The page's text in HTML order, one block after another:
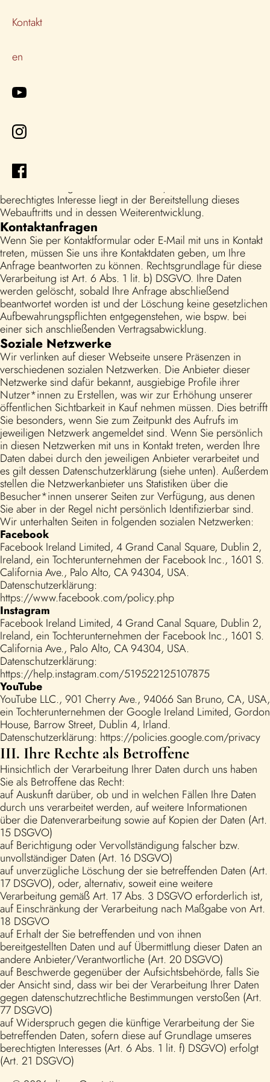
Kontakt
en
Verarbeitung einer HTTP-Anfrage notwendig, die Sie über
Die Daten umfassen neben Ihrer IP-Adresse informationen
Webseite, von der aus Sie unsere Seite aufgerufen haben.
Sie werden für höchstens 7 Tage zur Abwehrung von
anonymisierte Protokolldateien, die uns statistische Einblicke
in die Nutzung der Webseite ermöglichen. Wir setzen die in
personenbezogenen Daten in Verbindung und die gesamte
Verarbeitung erfolgt innerhalb der EU. Rechtsgrundlage für
berechtigtes Interesse liegt in der Bereitstellung dieses
Webauftritts und in dessen Weiterentwicklung.
Kontaktanfragen
Wenn Sie per Kontaktformular oder E-Mail mit uns in Kontakt
treten, müssen Sie uns ihre Kontaktdaten geben, um Ihre
Anfrage beantworten zu können. Rechtsgrundlage für diese
Verarbeitung ist Art. 6 Abs. 1 lit. b) DSGVO. Ihre Daten
werden gelöscht, sobald Ihre Anfrage abschließend
beantwortet worden ist und der Löschung keine gesetzlichen
Aufbewahrungspflichten entgegenstehen, wie bspw. bei
einer sich anschließenden Vertragsabwicklung.
Soziale Netzwerke
Wir verlinken auf dieser Webseite unsere Präsenzen in
verschiedenen sozialen Netzwerken. Die Anbieter dieser
Netzwerke sind dafür bekannt, ausgiebige Profile ihrer
Nutzer*innen zu Erstellen, was wir zur Erhöhung unserer
öffentlichen Sichtbarkeit in Kauf nehmen müssen. Dies betrifft
Sie besonders, wenn Sie zum Zeitpunkt des Aufrufs im
jeweiligen Netzwerk angemeldet sind. Wenn Sie persönlich
in diesen Netzwerken mit uns in Kontakt treten, werden Ihre
Daten dabei durch den jeweiligen Anbieter verarbeitet und
es gilt dessen Datenschutzerklärung (siehe unten). Außerdem
stellen die Netzwerkanbieter uns Statistiken über die
Besucher*innen unserer Seiten zur Verfügung, aus denen
Sie aber in der Regel nicht persönlich Identifizierbar sind.
Wir unterhalten Seiten in folgenden sozialen Netzwerken:
Facebook
Facebook Ireland Limited, 4 Grand Canal Square, Dublin 2,
Ireland, ein Tochterunternehmen der Facebook Inc., 1601 S.
California Ave., Palo Alto, CA 94304, USA.
Datenschutzerklärung:
https://www.facebook.com/policy.php
Instagram
Facebook Ireland Limited, 4 Grand Canal Square, Dublin 2,
Ireland, ein Tochterunternehmen der Facebook Inc., 1601 S.
California Ave., Palo Alto, CA 94304, USA.
Datenschutzerklärung:
https://help.instagram.com/519522125107875
YouTube
YouTube LLC., 901 Cherry Ave., 94066 San Bruno, CA, USA,
ein Tochterunternehmen der Google Ireland Limited, Gordon
House, Barrow Street, Dublin 4, Irland.
Datenschutzerklärung: https://policies.google.com/privacy
III. Ihre Rechte als Betroffene
Hinsichtlich der Verarbeitung Ihrer Daten durch uns haben
Sie als Betroffene das Recht:
auf Auskunft darüber, ob und in welchen Fällen Ihre Daten
durch uns verarbeitet werden, auf weitere Informationen
über die Datenverarbeitung sowie auf Kopien der Daten (Art.
15 DSGVO)
auf Berichtigung oder Vervollständigung falscher bzw.
unvollständiger Daten (Art. 16 DSGVO)
auf unverzügliche Löschung der sie betreffenden Daten (Art.
17 DSGVO), oder, alternativ, soweit eine weitere
Verarbeitung gemäß Art. 17 Abs. 3 DSGVO erforderlich ist,
auf Einschränkung der Verarbeitung nach Maßgabe von Art.
18 DSGVO
auf Erhalt der Sie betreffenden und von ihnen
bereitgestellten Daten und auf Übermittlung dieser Daten an
andere Anbieter/Verantwortliche (Art. 20 DSGVO)
auf Beschwerde gegenüber der Aufsichtsbehörde, falls Sie
der Ansicht sind, dass wir bei der Verarbeitung Ihrer Daten
gegen datenschutzrechtliche Bestimmungen verstoßen (Art.
77 DSGVO)
auf Widerspruch gegen die künftige Verarbeitung der Sie
betreffenden Daten, sofern diese auf Grundlage umseres
berechtigten Interesses (Art. 6 Abs. 1 lit. f) DSGVO) erfolgt
(Art. 21 DSGVO)